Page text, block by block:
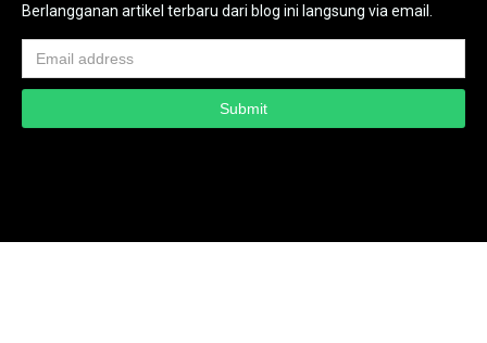
Berlangganan artikel terbaru dari blog ini langsung via email.